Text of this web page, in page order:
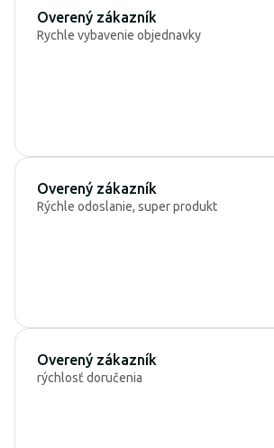
Overený zákazník
Rychle vybavenie objednavky
Overený zákazník
Rýchle odoslanie, super produkt
Overený zákazník
rýchlosť doručenia